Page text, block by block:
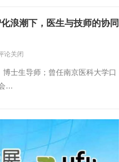
浪潮下，医生与技师的协同
论关闭
士生导师；曾任南京医科大学口
…